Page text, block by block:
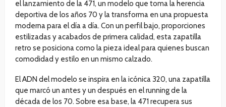
el lanzamiento de la 471, un modelo que toma la herencia
deportiva de los años 70 y la transforma en una propuesta
moderna para el día a día. Con un perfil bajo, proporciones
estilizadas y acabados de primera calidad, esta zapatilla
retro se posiciona como la pieza ideal para quienes buscan
comodidad y estilo en un mismo calzado.
El ADN del modelo se inspira en la icónica 320, una zapatilla
que marcó un antes y un después en el running de la
década de los 70. Sobre esa base, la 471 recupera sus